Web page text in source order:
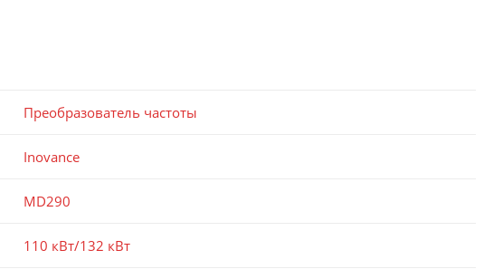
Преобразователь частоты
Inovance
MD290
110 кВт/132 кВт